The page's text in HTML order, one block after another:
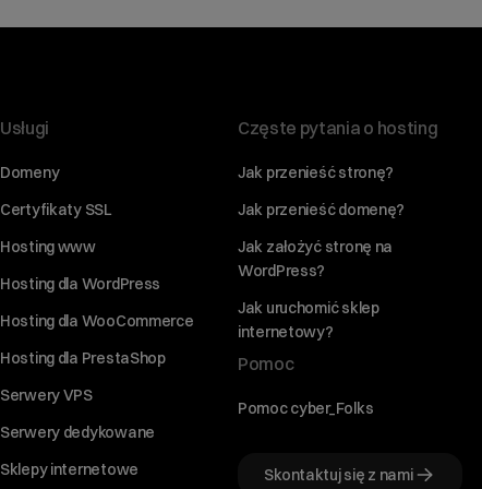
Usługi
Domeny
Certyfikaty SSL
Hosting www
Hosting dla WordPress
Hosting dla WooCommerce
Hosting dla PrestaShop
Serwery VPS
Serwery dedykowane
Sklepy internetowe
Częste pytania o hosting
Jak przenieść stronę?
Jak przenieść domenę?
Jak założyć stronę na
WordPress?
Jak uruchomić sklep
internetowy?
Pomoc
Pomoc cyber_Folks
Skontaktuj się z nami